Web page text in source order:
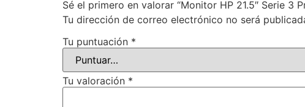
Sé el primero en valorar “Monitor HP 21.5″ Serie 3
Tu dirección de correo electrónico no será
Tu puntuación *
Tu valoración *